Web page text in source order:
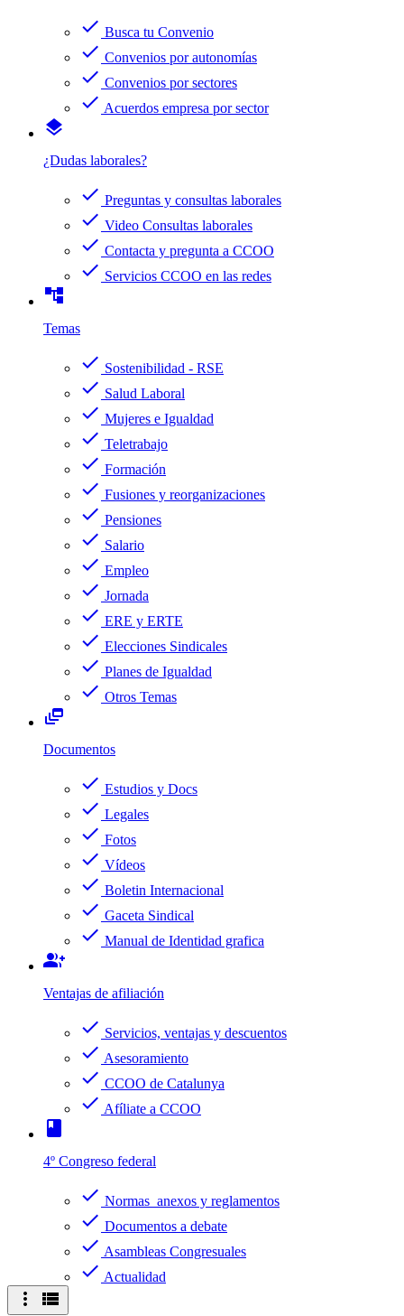
check Busca tu Convenio
check Convenios por autonomías
check Convenios por sectores
check Acuerdos empresa por sector
layers
¿Dudas laborales?
check Preguntas y consultas laborales
check Video Consultas laborales
check Contacta y pregunta a CCOO
check Servicios CCOO en las redes
account_tree
Temas
check Sostenibilidad - RSE
check Salud Laboral
check Mujeres e Igualdad
check Teletrabajo
check Formación
check Fusiones y reorganizaciones
check Pensiones
check Salario
check Empleo
check Jornada
check ERE y ERTE
check Elecciones Sindicales
check Planes de Igualdad
check Otros Temas
dynamic_feed
Documentos
check Estudios y Docs
check Legales
check Fotos
check Vídeos
check Boletin Internacional
check Gaceta Sindical
check Manual de Identidad grafica
group_add
Ventajas de afiliación
check Servicios, ventajas y descuentos
check Asesoramiento
check CCOO de Catalunya
check Afíliate a CCOO
book
4º Congreso federal
check Normas anexos y reglamentos
check Documentos a debate
check Asambleas Congresuales
check Actualidad
more_vert view_list